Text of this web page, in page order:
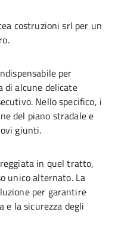
costruzioni srl per un
per
di alcune delicate
Nello specifico, i
del piano stradale e
giunti.
in quel tratto,
unico alternato. La
per garantire
e la sicurezza degli